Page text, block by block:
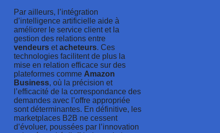
Par ailleurs, l’intégration
d’intelligence artificielle aide à
améliorer le service client et la
gestion des relations entre
vendeurs etacheteurs. Ces
technologies facilitent de plus la
mise en relation efficace sur des
plateformes comme Amazon
Business, où la précision et
l’efficacité de la correspondance des
demandes avec l’offre appropriée
sont déterminantes. En définitive, les
marketplaces B2B ne cessent
d’évoluer, poussées par l’innovation